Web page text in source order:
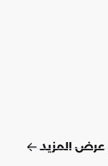
عرض المزيد